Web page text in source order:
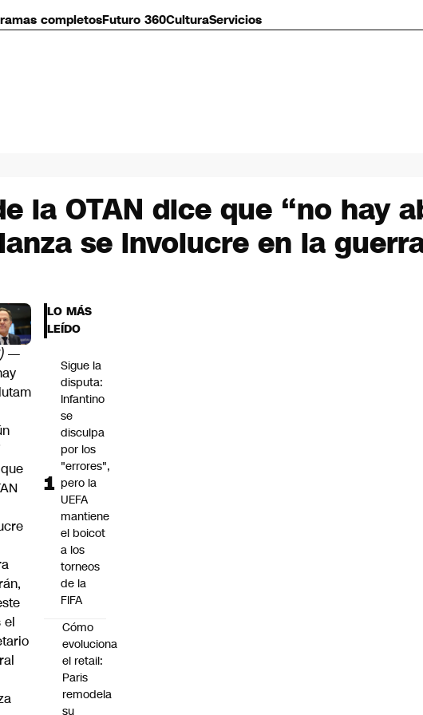
completosFuturo 360CulturaServicios
la OTAN dice que “no hay
se involucre en la
—
el
LO MÁS
LEÍDO
Sigue la
disputa:
Infantino
se
disculpa
por los
"errores",
pero la
UEFA
mantiene
el boicot
a los
torneos
de la
FIFA
Cómo
evoluciona
el retail:
Paris
remodela
su